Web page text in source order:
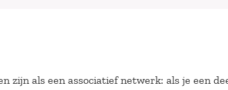
zijn als een associatief netwerk: als je een